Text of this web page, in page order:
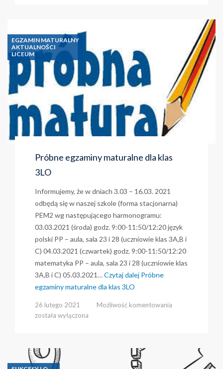
RANKINGU
PERSPEKTYW
EGZAMIN MATURALNY
AKTUALNOŚCI
LICEUM
Próbne egzaminy maturalne dla klas
3LO
Informujemy, że w dniach 3.03 – 16.03. 2021
odbędą się w naszej szkole (forma stacjonarna)
PEM2 wg następującego harmonogramu:
03.03.2021 (środa) godz. 9:00-11:50/12:20 język
polski PP – aula, sala 23 i 28 (uczniowie klas 3A,B i
C) 04.03.2021 (czwartek) godz. 9:00-11:50/12:20
matematyka PP – aula, sala 23 i 28 (uczniowie klas
3A,B i C) 05.03.2021…Czytaj dalej Próbne
egzaminy maturalne dla klas 3LO
26 lutego 2021 Możliwość komentowania
została wyłączona